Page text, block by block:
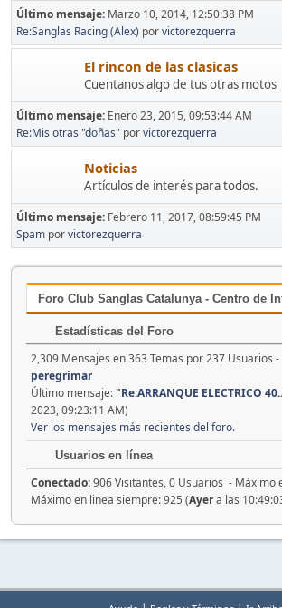
Último mensaje: Marzo 10, 2014, 12:50:38 PM
Re:Sanglas Racing (Alex) porvictorezquerra
El rincon de las clasicas
Cuentanos algo de tus otras motos
Último mensaje: Enero 23, 2015, 09:53:44 AM
Re:Mis otras "doñas" porvictorezquerra
Noticias
Artículos de interés para todos.
Último mensaje: Febrero 11, 2017, 08:59:45 PM
Spam porvictorezquerra
Foro Club Sanglas Catalunya - Centro de
Estadísticas del Foro
2,309 Mensajes en 363 Temas por 237 Usuarios
peregrimar
Último mensaje:"Re:ARRANQUE ELECTRICO
2023, 09:23:11 AM)
Ver los mensajes más recientes del foro.
Usuarios en línea
Conectado:906 Visitantes, 0 Usuarios - Máximo
Máximo en linea siempre: 925 (Ayera las